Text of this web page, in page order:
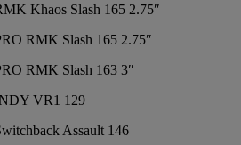
Khaos Slash 165 2.75″
RMK Slash 165 2.75″
RMK Slash 163 3″
VR1 129
Assault 146